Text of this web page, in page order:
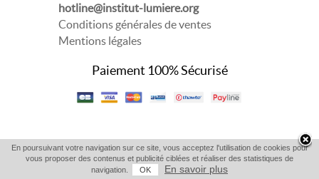
hotline@institut-lumiere.org
Conditions générales de ventes
Mentions légales
Paiement 100% Sécurisé
En poursuivant votre navigation sur ce site, vous acceptez l'utilisation de cookies pour
vous proposer des contenus et publicité ciblées et réaliser des statistiques de
navigation.
OK En savoir plus